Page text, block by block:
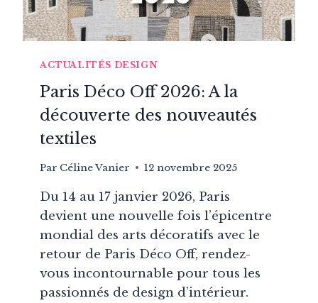
ACTUALITÉS DESIGN
Paris Déco Off 2026: A la
découverte des nouveautés
textiles
Par Céline Vanier 12 novembre 2025
Du 14 au 17 janvier 2026, Paris
devient une nouvelle fois l’épicentre
mondial des arts décoratifs avec le
retour de Paris Déco Off, rendez-
vous incontournable pour tous les
passionnés de design d’intérieur.